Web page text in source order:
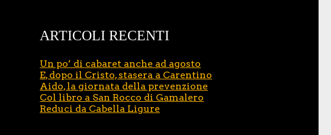
ARTICOLI RECENTI
Un po’ di cabaret anche ad agosto
E, dopo il Cristo, stasera a Carentino
Aido, la giornata della prevenzione
Col libro a San Rocco di Gamalero
Reduci da Cabella Ligure